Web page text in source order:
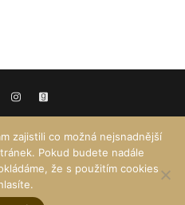
zajistili co možná nejsnadnější
Pokud budete nadále
že s použitím cookies